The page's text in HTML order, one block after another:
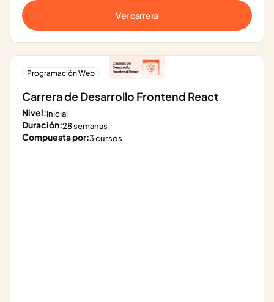
Ver carrera
Programación Web
Carrera de Desarrollo Frontend React
Nivel:Inicial
Duración:28 semanas
Compuesta por:3 cursos